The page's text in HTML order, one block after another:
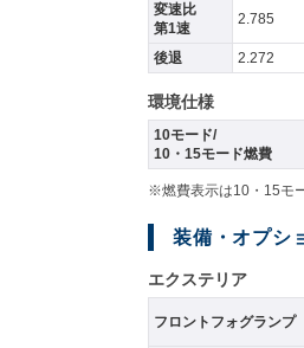
変速比
第1速
2.785
後退 2.272
環境仕様
10モード/
10・15モード燃費
※燃費表示は10・15モ
装備・オプシ
エクステリア
フロントフォグランプ